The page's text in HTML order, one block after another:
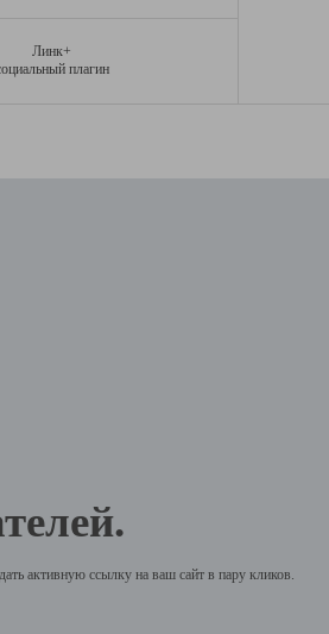
Линк+
плагин
активную ссылку на ваш сайт в пару кликов.